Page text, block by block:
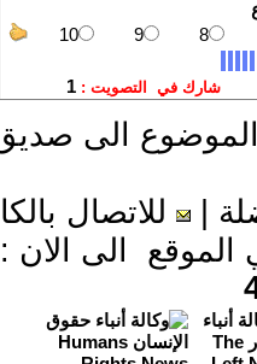
الى
للاتصال
الى الان :